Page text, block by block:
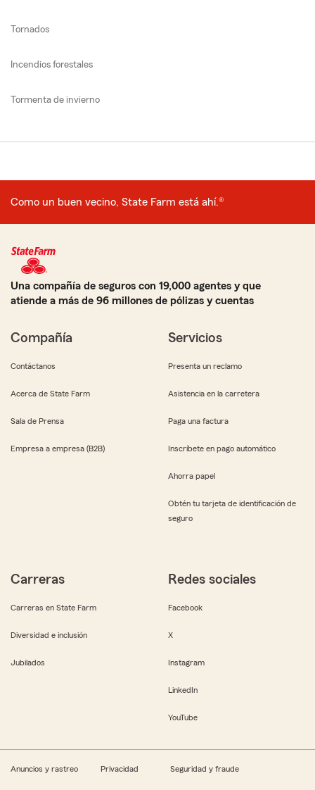
Tornados
Incendios forestales
Tormenta de invierno
Como un buen vecino, State Farm está ahí.®
Una compañía de seguros con 19,000 agentes y que
atiende a más de 96 millones de pólizas y cuentas
Compañía
Contáctanos
Acerca de State Farm
Sala de Prensa
Empresa a empresa (B2B)
Servicios
Presenta un reclamo
Asistencia en la carretera
Paga una factura
Inscríbete en pago automático
Ahorra papel
Obtén tu tarjeta de identificación de
seguro
Carreras
Carreras en State Farm
Diversidad e inclusión
Jubilados
Redes sociales
Facebook
X
Instagram
LinkedIn
YouTube
Anuncios y rastreo Privacidad Seguridad y fraude